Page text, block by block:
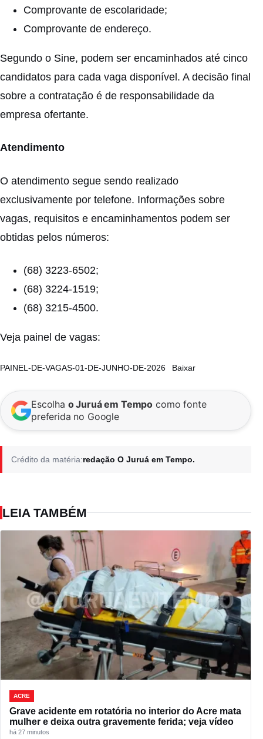
Comprovante de escolaridade;
Comprovante de endereço.
Segundo o Sine, podem ser encaminhados até cinco
candidatos para cada vaga disponível. A decisão final
sobre a contratação é de responsabilidade da
empresa ofertante.
Atendimento
O atendimento segue sendo realizado
exclusivamente por telefone. Informações sobre
vagas, requisitos e encaminhamentos podem ser
obtidas pelos números:
(68) 3223-6502;
(68) 3224-1519;
(68) 3215-4500.
Veja painel de vagas:
PAINEL-DE-VAGAS-01-DE-JUNHO-DE-2026 Baixar
Escolha o Juruá em Tempo como fonte
preferida no Google
Crédito da matéria:redação O Juruá em Tempo.
LEIA TAMBÉM
ACRE
Grave acidente em rotatória no interior do Acre mata
mulher e deixa outra gravemente ferida; veja vídeo
há 27 minutos